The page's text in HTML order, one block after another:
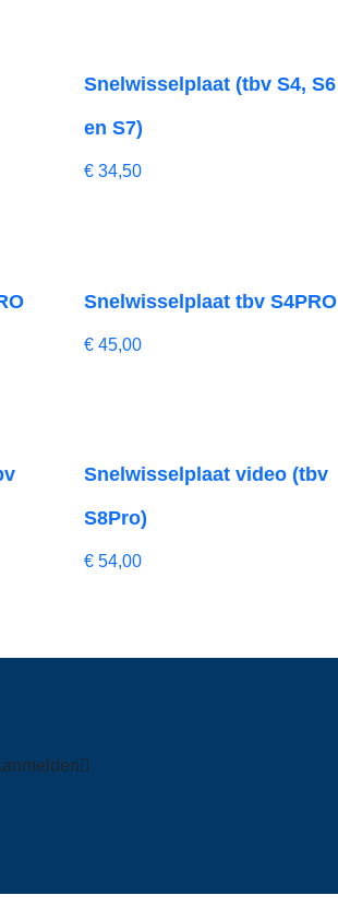
Snelwisselplaat (tbv S4, S6
en S7)
€ 34,50
Snelwisselplaat tbv S4PRO
€ 45,00
Snelwisselplaat video (tbv
S8Pro)
€ 54,00